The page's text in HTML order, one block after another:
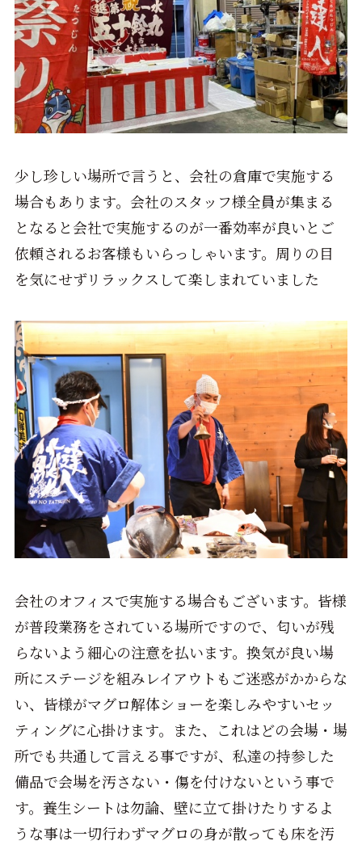
少し珍しい場所で言うと、会社の倉庫で実施する
場合もあります。会社のスタッフ様全員が集まる
となると会社で実施するのが一番効率が良いとご
依頼されるお客様もいらっしゃいます。周りの目
を気にせずリラックスして楽しまれていました
会社のオフィスで実施する場合もございます。皆様
が普段業務をされている場所ですので、匂いが残
らないよう細心の注意を払います。換気が良い場
所にステージを組みレイアウトもご迷惑がかからな
い、皆様がマグロ解体ショーを楽しみやすいセッ
ティングに心掛けます。また、これはどの会場・場
所でも共通して言える事ですが、私達の持参した
備品で会場を汚さない・傷を付けないという事で
す。養生シートは勿論、壁に立て掛けたりするよ
うな事は一切行わずマグロの身が散っても床を汚